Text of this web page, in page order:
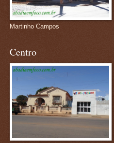
Martinho Campos
Centro